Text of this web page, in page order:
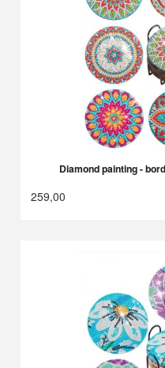
Diamond painting -
259,00